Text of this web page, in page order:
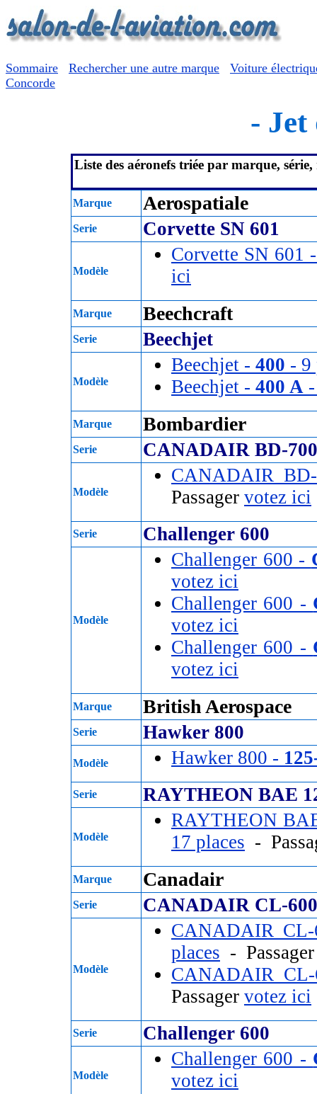
Sommaire Rechercher une autre marque
Voiture
Concorde
-
Liste des aéronefs triée par marque, série,
Marque Aerospatiale
Serie Corvette SN 601
Modèle
Corvette SN 601
ici
Marque Beechcraft
Serie Beechjet
Modèle
Beechjet - 400 - 9
Beechjet - 400 A
Marque Bombardier
Serie CANADAIR BD-700
Modèle
CANADAIR
Passager votez ici
Serie Challenger 600
Modèle
Challenger 600 -
votez ici
Challenger 600 -
votez ici
Challenger 600 -
votez ici
Marque British Aerospace
Serie Hawker 800
Modèle Hawker 800 -
Serie RAYTHEON BAE
Modèle
RAYTHEON
17 places -
Marque Canadair
Serie CANADAIR CL-600
Modèle
CANADAIR
places -
CANADAIR
Passager votez ici
Serie Challenger 600
Modèle
Challenger 600 -
votez ici